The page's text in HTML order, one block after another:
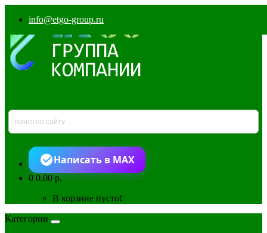
info@etgo-group.ru
Написать в MAX
00.00 р.
В корзине пусто!
Категории